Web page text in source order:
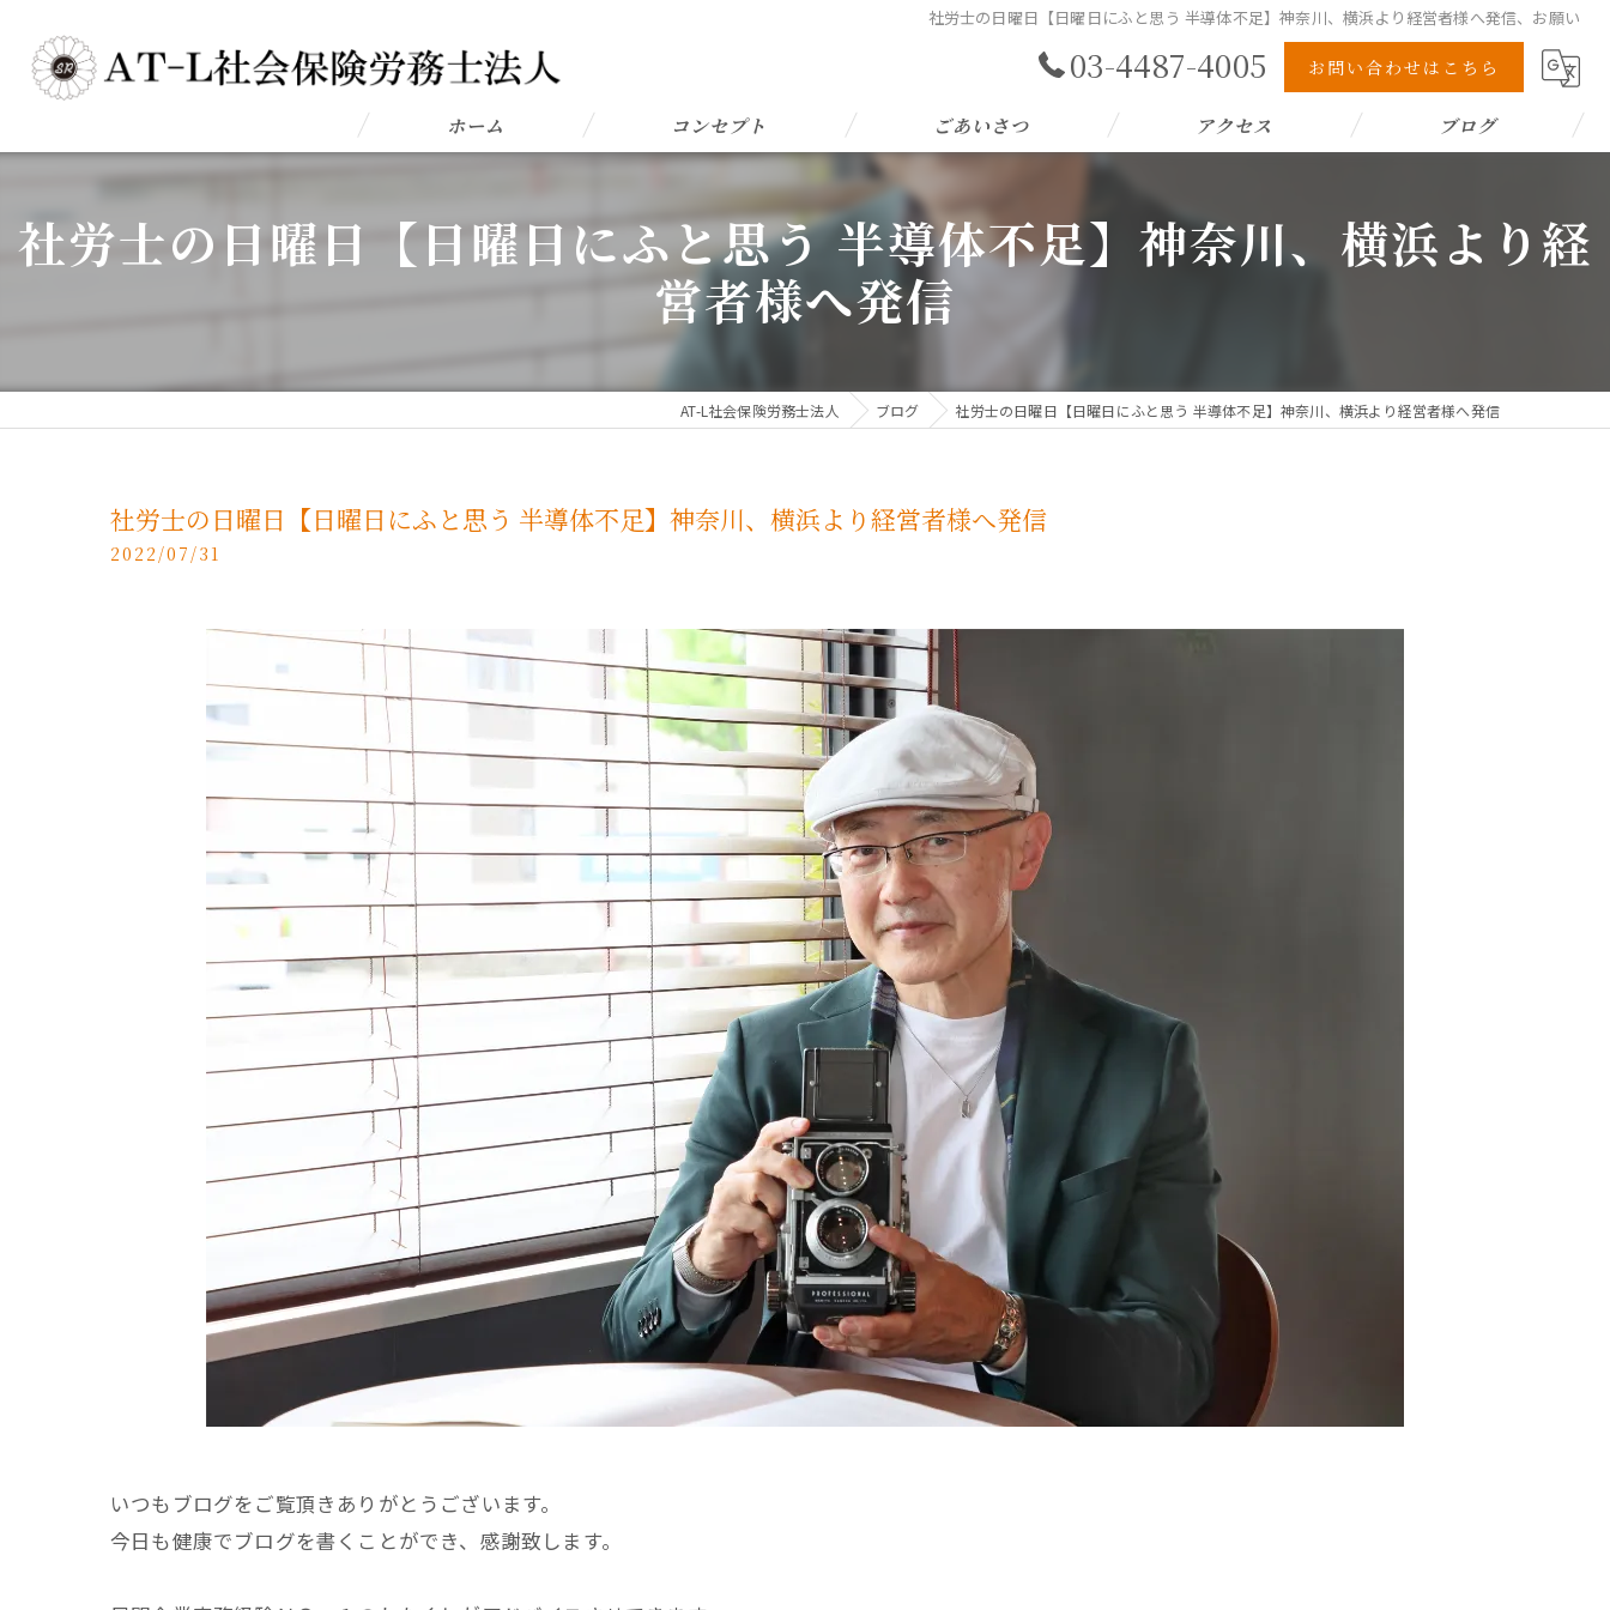
社労士の日曜日【日曜日にふと思う 半導体不足】神奈川、横浜より経営者様へ発信、お願い
03-4487-4005 お問い合わせはこちら
ホーム コンセプト ごあいさつ アクセス ブログ
社労士の日曜日【日曜日にふと思う 半導体不足】神奈川、横浜より経
営者様へ発信
AT-L社会保険労務士法人 ブログ 社労士の日曜日【日曜日にふと思う 半導体不足】神奈川、横浜より経営者様へ発信
社労士の日曜日【日曜日にふと思う 半導体不足】神奈川、横浜より経営者様へ発信
2022/07/31
いつもブログをご覧頂きありがとうございます。
今日も健康でブログを書くことができ、感謝致します。